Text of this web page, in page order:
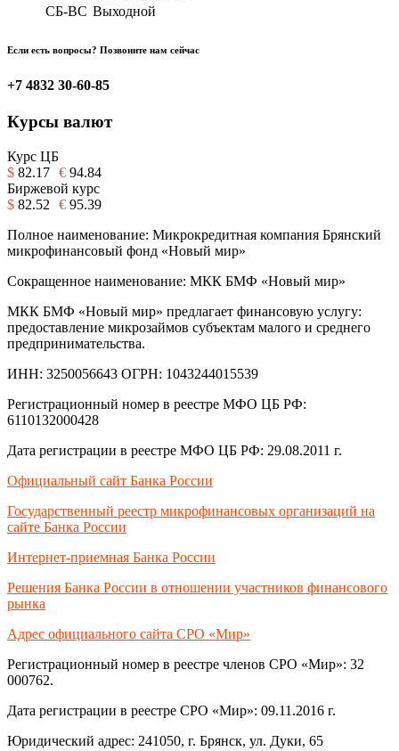
СБ-ВС Выходной
Если есть вопросы? Позвоните нам сейчас
+7 4832 30-60-85
Курсы валют
Курс ЦБ
$ 82.17 € 94.84
Биржевой курс
$ 82.52 € 95.39
Полное наименование: Микрокредитная компания Брянский
микрофинансовый фонд «Новый мир»
Сокращенное наименование: МКК БМФ «Новый мир»
МКК БМФ «Новый мир» предлагает финансовую услугу:
предоставление микрозаймов субъектам малого и среднего
предпринимательства.
ИНН: 3250056643 ОГРН: 1043244015539
Регистрационный номер в реестре МФО ЦБ РФ:
6110132000428
Дата регистрации в реестре МФО ЦБ РФ: 29.08.2011 г.
Официальный сайт Банка России
Государственный реестр микрофинансовых организаций на
сайте Банка России
Интернет-приемная Банка России
Решения Банка России в отношении участников финансового
рынка
Адрес официального сайта СРО «Мир»
Регистрационный номер в реестре членов СРО «Мир»: 32
000762.
Дата регистрации в реестре СРО «Мир»: 09.11.2016 г.
Юридический адрес: 241050, г. Брянск, ул. Дуки, 65